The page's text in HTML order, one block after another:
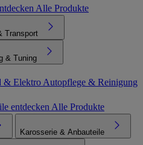
Alle Produkte
Transport
& Tuning
& Elektro Autopflege & Reinigung
entdecken Alle Produkte
Karosserie & Anbauteile